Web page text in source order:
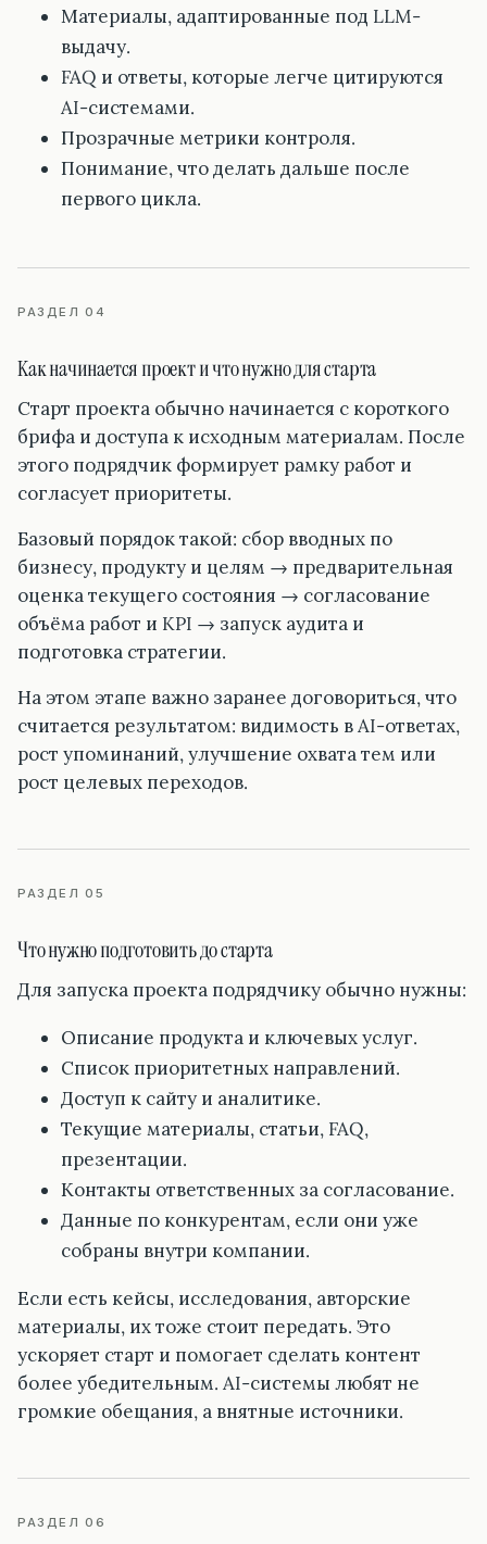
Материалы, адаптированные под LLM-
выдачу.
FAQ и ответы, которые легче цитируются
AI-системами.
Прозрачные метрики контроля.
Понимание, что делать дальше после
первого цикла.
РАЗДЕЛ 04
Как начинается проект и что нужно для старта
Старт проекта обычно начинается с короткого
брифа и доступа к исходным материалам. После
этого подрядчик формирует рамку работ и
согласует приоритеты.
Базовый порядок такой: сбор вводных по
бизнесу, продукту и целям → предварительная
оценка текущего состояния → согласование
объёма работ и KPI → запуск аудита и
подготовка стратегии.
На этом этапе важно заранее договориться, что
считается результатом: видимость в AI-ответах,
рост упоминаний, улучшение охвата тем или
рост целевых переходов.
РАЗДЕЛ 05
Что нужно подготовить до старта
Для запуска проекта подрядчику обычно нужны:
Описание продукта и ключевых услуг.
Список приоритетных направлений.
Доступ к сайту и аналитике.
Текущие материалы, статьи, FAQ,
презентации.
Контакты ответственных за согласование.
Данные по конкурентам, если они уже
собраны внутри компании.
Если есть кейсы, исследования, авторские
материалы, их тоже стоит передать. Это
ускоряет старт и помогает сделать контент
более убедительным. AI-системы любят не
громкие обещания, а внятные источники.
РАЗДЕЛ 06